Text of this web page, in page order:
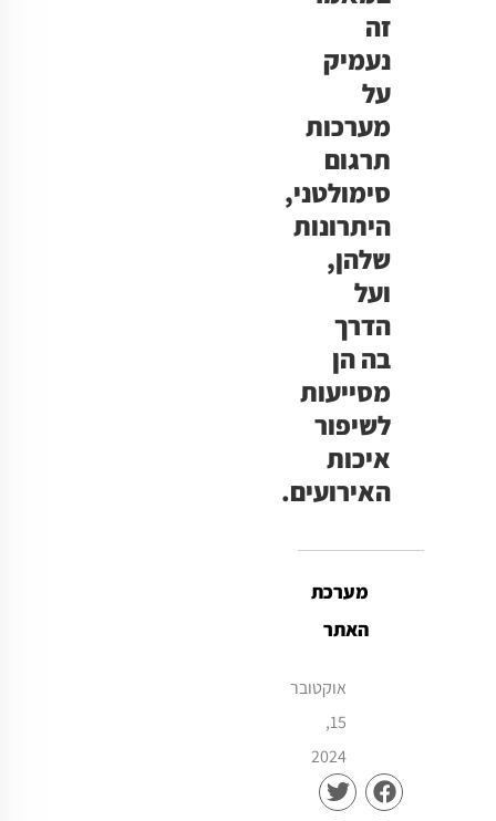
זה
נעמיק
על
מערכות
תרגום
סימולטני,
היתרונות
שלהן,
ועל
הדרך
בה הן
מסייעות
לשיפור
איכות
האירועים.
מערכת
האתר
אוקטובר
15,
2024